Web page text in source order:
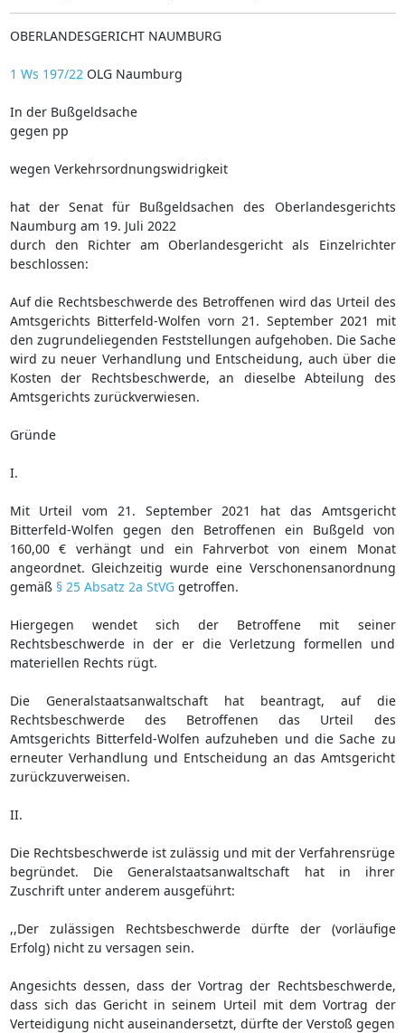
OBERLANDESGERICHT NAUMBURG
1 Ws 197/22 OLG Naumburg
In der Bußgeldsache
gegen pp
wegen Verkehrsordnungswidrigkeit
hat der Senat für Bußgeldsachen des Oberlandesgerichts
Naumburg am 19. Juli 2022
durch den Richter am Oberlandesgericht als Einzelrichter
beschlossen:
Auf die Rechtsbeschwerde des Betroffenen wird das Urteil des
Amtsgerichts Bitterfeld-Wolfen vorn 21. September 2021 mit
den zugrundeliegenden Feststellungen aufgehoben. Die Sache
wird zu neuer Verhandlung und Entscheidung, auch über die
Kosten der Rechtsbeschwerde, an dieselbe Abteilung des
Amtsgerichts zurückverwiesen.
Gründe
I.
Mit Urteil vom 21. September 2021 hat das Amtsgericht
Bitterfeld-Wolfen gegen den Betroffenen ein Bußgeld von
160,00 € verhängt und ein Fahrverbot von einem Monat
angeordnet. Gleichzeitig wurde eine Verschonensanordnung
gemäß § 25 Absatz 2a StVGgetroffen.
Hiergegen wendet sich der Betroffene mit seiner
Rechtsbeschwerde in der er die Verletzung formellen und
materiellen Rechts rügt.
Die Generalstaatsanwaltschaft hat beantragt, auf die
Rechtsbeschwerde des Betroffenen das Urteil des
Amtsgerichts Bitterfeld-Wolfen aufzuheben und die Sache zu
erneuter Verhandlung und Entscheidung an das Amtsgericht
zurückzuverweisen.
II.
Die Rechtsbeschwerde ist zulässig und mit der Verfahrensrüge
begründet. Die Generalstaatsanwaltschaft hat in ihrer
Zuschrift unter anderem ausgeführt:
,,Der zulässigen Rechtsbeschwerde dürfte der (vorläufige
Erfolg) nicht zu versagen sein.
Angesichts dessen, dass der Vortrag der Rechtsbeschwerde,
dass sich das Gericht in seinem Urteil mit dem Vortrag der
Verteidigung nicht auseinandersetzt, dürfte der Verstoß gegen